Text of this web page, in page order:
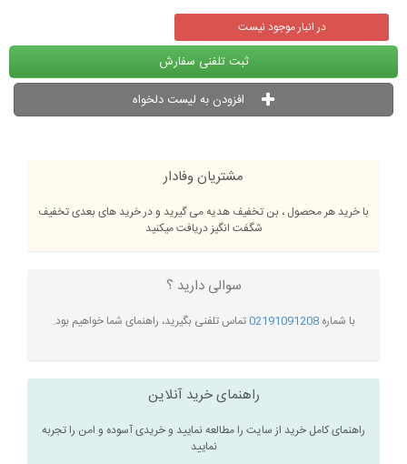
در انبار موجود نیست
ثبت تلفنی سفارش
افزودن به لیست دلخواه
مشتریان وفادار
با خرید هر محصول ، بن تخفیف هدیه می گیرید و در خرید های بعدی تخفیف
شگفت انگیز دریافت میکنید
سوالی دارید ؟
با شماره02191091208تماس تلفنی بگیرید، راهنمای شما خواهیم بود.
راهنمای خرید آنلاین
راهنمای کامل خرید از سایت را مطالعه نمایید و خریدی آسوده و امن را تجربه
نمایید